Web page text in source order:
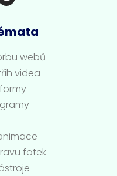
webů
videa
fotek